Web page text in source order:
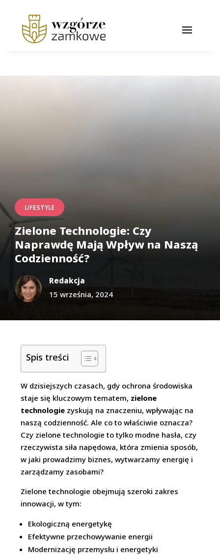
LIFESTYLE
Zielone Technologie: Czy
Naprawdę Mają Wpływ na Naszą
Codzienność?
Redakcja
15 września, 2024
Spis treści
W dzisiejszych czasach, gdy ochrona środowiska
staje się kluczowym tematem, zielone
technologie zyskują na znaczeniu, wpływając na
naszą codzienność. Ale co to właściwie oznacza?
Czy zielone technologie to tylko modne hasła, czy
rzeczywista siła napędowa, która zmienia sposób,
w jaki prowadzimy biznes, wytwarzamy energię i
zarządzamy zasobami?
Zielone technologie obejmują szeroki zakres
innowacji, w tym:
Ekologiczną energetykę
Efektywne przechowywanie energii
Modernizację przemysłu i energetyki